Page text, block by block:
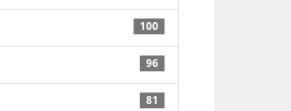
100
96
81